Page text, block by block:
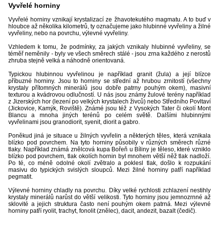
Vyvřelé horniny
Vyvřelé horniny vznikají krystalizací ze žhavotekutého magmatu. A to buď v
hloubce až několika kilometrů, ty označujeme jako hlubinné vyvřeliny a žilné
vyvřeliny, nebo na povrchu, výlevné vyvřeliny.
Vzhledem k tomu, že podmínky, za jakých vznikaly hlubinné vyvřeliny, se
téměř neměnily - byly ve všech směrech stálé - jsou zrna každého z nerostů
zhruba stejně velká a náhodně orientovaná.
Typickou hlubinnou vyvřelinou je například granit (žula) a její blízce
příbuzné horniny. Jsou to horniny se střední až hrubou zrnitostí (všechny
krystaly přítomných minerálů jsou dobře patrny pouhým okem), masivní
texturou a kvádrovou odlučností. U nás jsou známy žulové terény například
z Jizerských hor (lezení po velkých krystalech živců) nebo Středního Povltaví
(Jickovice, Kamýk, Roviště). Známé jsou též z Vysokých Tater či okolí Mont
Blancu a mnoha jiných terénů po celém světě. Dalšími hlubinnými
vyvřelinami jsou granodiorit, syenit, diorit a gabro.
Poněkud jiná je situace u žilných vyvřelin a některých těles, která vznikala
blízko pod povrchem. Na tyto horniny působily v různých směrech různé
tlaky. Například známá znělcová kupa Bořeň u Bíliny je těleso, které vzniklo
blízko pod povrchem, tlak okolích hornin byl mnohem větší něž tlak nadloží.
Po té, co méně odolné okolí zvětralo a poklesl tlak, došlo k rozpukání
masivu do typických svislých sloupců. Mezi žilné horniny patří například
pegmatit.
Výlevné horniny chladly na povrchu. Díky velké rychlosti zchlazení nestihly
krystaly minerálů narůst do větší velikosti. Tyto horniny jsou jemnozrnné až
sklovité a jejich struktura často není pouhým okem patrná. Mezi výlevné
horniny patří ryolit, trachyt, fonolit (znělec), dacit, andezit, bazalt (čedič).